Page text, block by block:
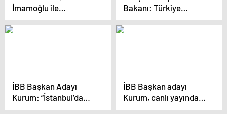
İmamoğlu ile
televizyon programına
çıkmayacağını belirtti
Bakanı: Türkiye
Avrupa’nın en modern
spor tesislerine sahip
İBB Başkan Adayı
Kurum: “İstanbul’da
650 bin konutu
İBB Başkan adayı
Kurum, canlı yayında
konuştu Açıklaması